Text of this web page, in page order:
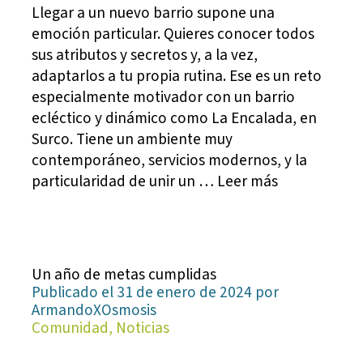
Llegar a un nuevo barrio supone una
emoción particular. Quieres conocer todos
sus atributos y secretos y, a la vez,
adaptarlos a tu propia rutina. Ese es un reto
especialmente motivador con un barrio
ecléctico y dinámico como La Encalada, en
Surco. Tiene un ambiente muy
contemporáneo, servicios modernos, y la
particularidad de unir un … Leer más
Un año de metas cumplidas
Publicado el 31 de enero de 2024 por
ArmandoXOsmosis
Comunidad, Noticias